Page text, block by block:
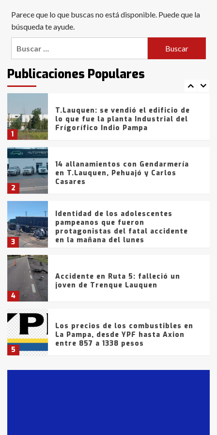
Parece que lo que buscas no está disponible. Puede que la
búsqueda te ayude.
Publicaciones Populares
6
con lluvias y heladas, en gran parte
de la provincia
intentaron evadir a la Policía
fueron detenidos por
comercialización de drogas en la
tarde del sábado
1
T.Lauquen: se vendió el edificio de
lo que fue la planta Industrial del
Frígorífico Indio Pampa
2
14 allanamientos con Gendarmería
en T.Lauquen, Pehuajó y Carlos
Casares
3
Identidad de los adolescentes
pampeanos que fueron
protagonistas del fatal accidente
en la mañana del lunes
4
Accidente en Ruta 5: falleció un
joven de Trenque Lauquen
5
Los precios de los combustibles en
La Pampa, desde YPF hasta Axion
entre 857 a 1338 pesos